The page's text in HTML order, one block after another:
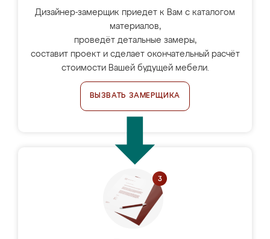
Дизайнер-замерщик приедет к Вам с каталогом
материалов,
проведёт детальные замеры,
составит проект и сделает окончательный расчёт
стоимости Вашей будущей мебели.
ВЫЗВАТЬ ЗАМЕРЩИКА